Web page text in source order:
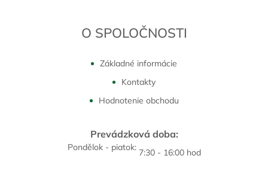
O SPOLOČNOSTI
Základné informácie
Kontakty
Hodnotenie obchodu
Prevádzková doba:
Pondělok - piatok: 7:30 - 16:00 hod